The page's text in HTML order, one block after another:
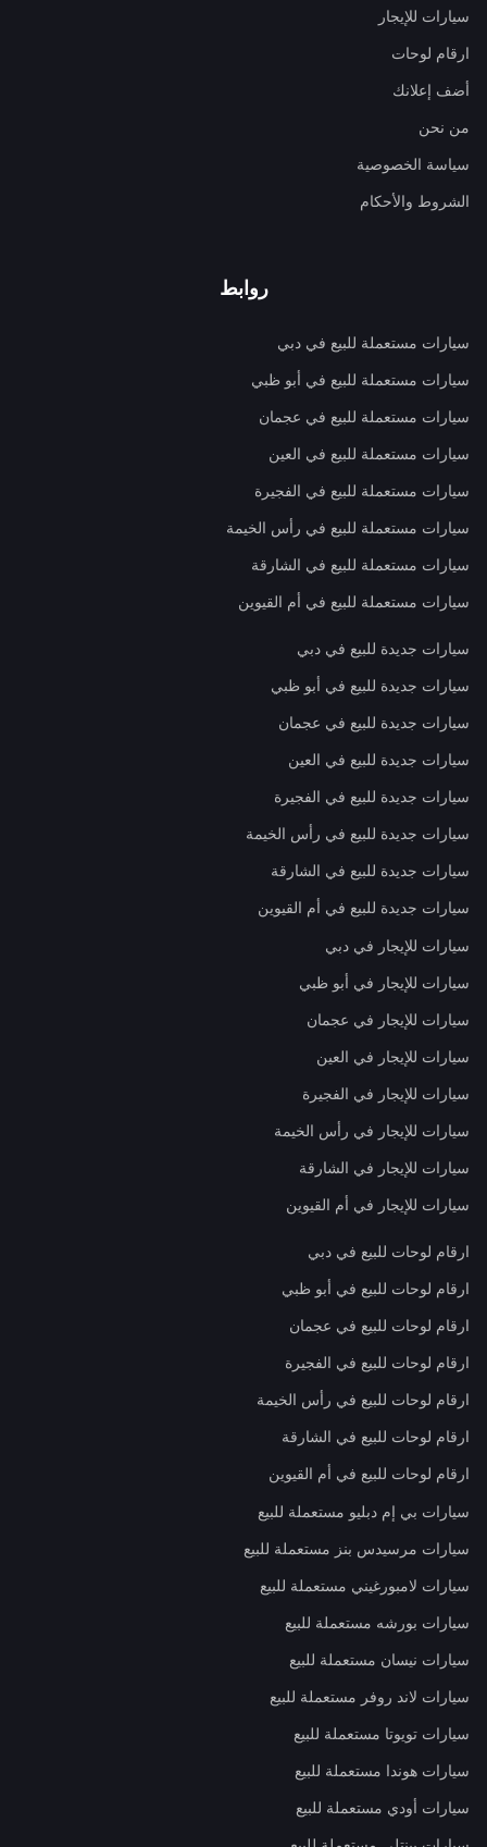
سيارات للإيجار
ارقام لوحات
أضف إعلانك
من نحن
سياسة الخصوصية
الشروط والأحكام
روابط
سيارات مستعملة للبيع في دبي
سيارات مستعملة للبيع في أبو ظبي
سيارات مستعملة للبيع في عجمان
سيارات مستعملة للبيع في العين
سيارات مستعملة للبيع في الفجيرة
سيارات مستعملة للبيع في رأس الخيمة
سيارات مستعملة للبيع في الشارقة
سيارات مستعملة للبيع في أم القيوين
سيارات جديدة للبيع في دبي
سيارات جديدة للبيع في أبو ظبي
سيارات جديدة للبيع في عجمان
سيارات جديدة للبيع في العين
سيارات جديدة للبيع في الفجيرة
سيارات جديدة للبيع في رأس الخيمة
سيارات جديدة للبيع في الشارقة
سيارات جديدة للبيع في أم القيوين
سيارات للإيجار في دبي
سيارات للإيجار في أبو ظبي
سيارات للإيجار في عجمان
سيارات للإيجار في العين
سيارات للإيجار في الفجيرة
سيارات للإيجار في رأس الخيمة
سيارات للإيجار في الشارقة
سيارات للإيجار في أم القيوين
ارقام لوحات للبيع في دبي
ارقام لوحات للبيع في أبو ظبي
ارقام لوحات للبيع في عجمان
ارقام لوحات للبيع في الفجيرة
ارقام لوحات للبيع في رأس الخيمة
ارقام لوحات للبيع في الشارقة
ارقام لوحات للبيع في أم القيوين
سيارات بي إم دبليو مستعملة للبيع
سيارات مرسيدس بنز مستعملة للبيع
سيارات لامبورغيني مستعملة للبيع
سيارات بورشه مستعملة للبيع
سيارات نيسان مستعملة للبيع
سيارات لاند روفر مستعملة للبيع
سيارات تويوتا مستعملة للبيع
سيارات هوندا مستعملة للبيع
سيارات أودي مستعملة للبيع